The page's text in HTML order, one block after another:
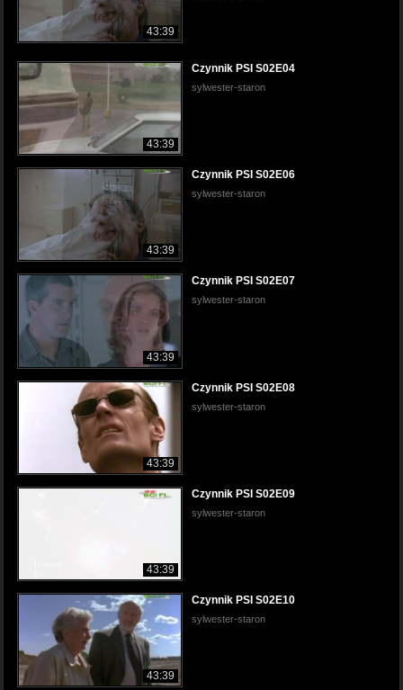
43:39
43:39
Czynnik PSI S02E04
sylwester-staron
43:39
Czynnik PSI S02E06
sylwester-staron
43:39
Czynnik PSI S02E07
sylwester-staron
43:39
Czynnik PSI S02E08
sylwester-staron
43:39
Czynnik PSI S02E09
sylwester-staron
43:39
Czynnik PSI S02E10
sylwester-staron